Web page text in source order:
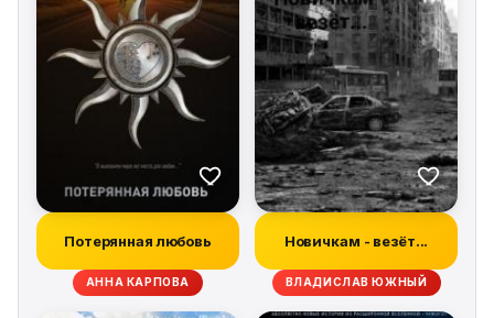
Потерянная любовь
АННА КАРПОВА
Новичкам - везёт...
ВЛАДИСЛАВ ЮЖНЫЙ